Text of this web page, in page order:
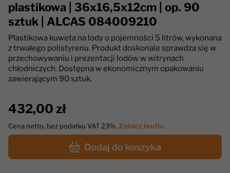
plastikowa | 36x16,5x12cm | op. 90
sztuk | ALCAS 084009210
Plastikowa kuweta na lody o pojemności 5 litrów, wykonana
z trwałego polistyrenu. Produkt doskonale sprawdza się w
przechowywaniu i prezentacji lodów w witrynach
chłodniczych. Dostępna w ekonomicznym opakowaniu
zawierającym 90 sztuk.
432,00 zł
Cena netto, bez podatku VAT 23%. Zobacz brutto
Dodaj do koszyka